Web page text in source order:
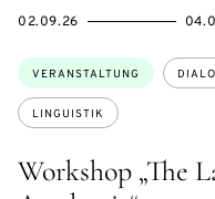
Workshop „The
Themen:
VERANSTALTUNG
LINGUISTIK
EVENTBEGINSON
02.09.26
EVENTENDSON